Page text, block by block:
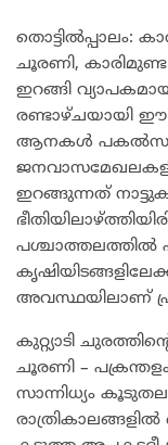
തൊട്ടിൽപ്പാലം:
ചൂരണി, കാരിമുണ്ട
ഇറങ്ങി
രണ്ടാഴ്ചയായി ഈ
ആനകൾ
ഇറങ്ങുന്നത്
പശ്ചാത്തലത്തിൽ
അവസ്ഥയിലാണ്
​കുറ്റ്യാടി
ചൂരണി –
സാന്നിധ്യം